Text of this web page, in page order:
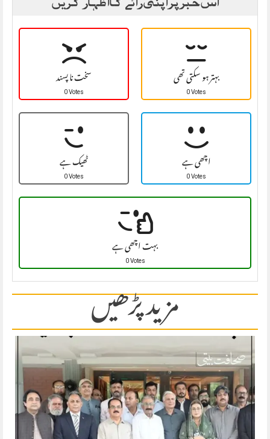
سخت نا پسند
0 Votes بہتر ہو سکتی تھی
0 Votes
ٹھیک ہے
0 Votes اچھی ہے
0 Votes
بہت اچھی ہے
0 Votes
مزید پڑھیں